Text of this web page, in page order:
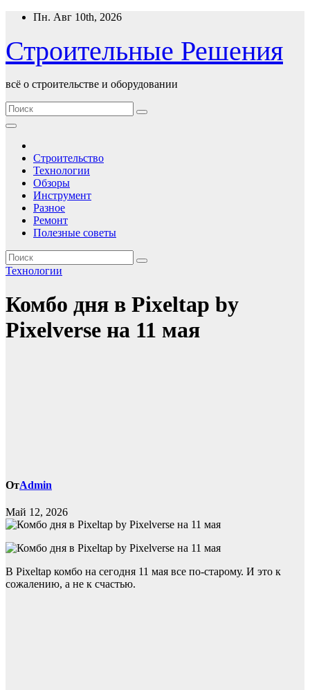
Перейти
содержимому
Пн. Авг 10th, 2026
Строительные Решения
всё о строительстве и оборудовании
Строительство
Технологии
Обзоры
Инструмент
Разное
Ремонт
Полезные советы
Технологии
Комбо дня в Pixeltap by
Pixelverse на 11 мая
ОтAdmin
Май 12, 2026
В Pixeltap комбо на сегодня 11 мая все по-старому. И это к
сожалению, а не к счастью.